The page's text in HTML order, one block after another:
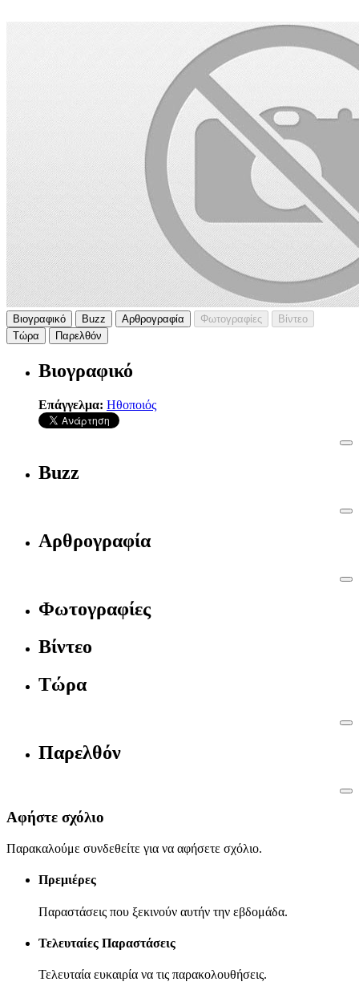
Βιογραφικό Buzz Αρθρογραφία Φωτογραφίες
Βίντεο
Τώρα
Παρελθόν
Βιογραφικό
Επάγγελμα: Ηθοποιός
Buzz
Αρθρογραφία
Φωτογραφίες
Βίντεο
Τώρα
Παρελθόν
Αφήστε σχόλιο
Παρακαλούμε συνδεθείτε για να αφήσετε σχόλιο.
Πρεμιέρες
Παραστάσεις που ξεκινούν αυτήν την εβδομάδα.
Τελευταίες Παραστάσεις
Τελευταία ευκαιρία να τις παρακολουθήσεις.